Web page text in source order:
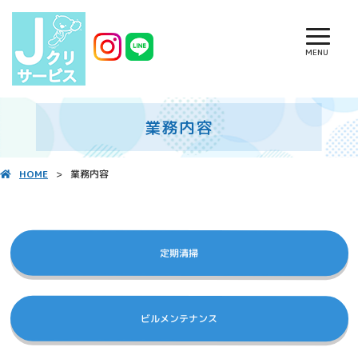
MENU
業務内容
HOME 業務内容
定期清掃
ビルメンテナンス